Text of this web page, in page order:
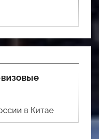
в Китае